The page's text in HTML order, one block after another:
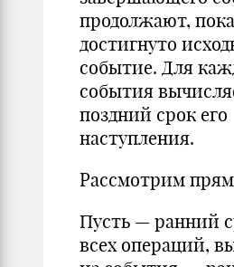
продолжают,
достигнуто
событие. Для
события
поздний срок его
наступления.
Рассмотрим
Пусть — ранний
всех операций,